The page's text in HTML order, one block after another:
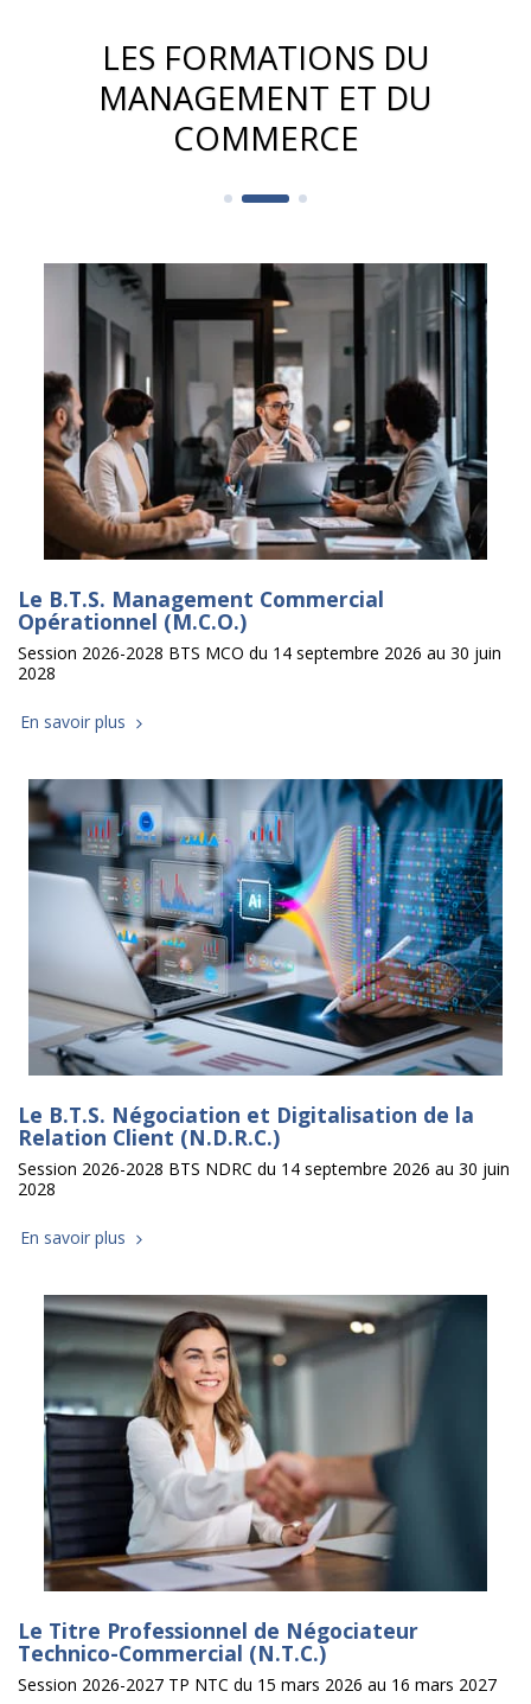
LES FORMATIONS DU
MANAGEMENT ET DU
COMMERCE
Le B.T.S. Management Commercial
Opérationnel (M.C.O.)
Session 2026-2028 BTS MCO du 14 septembre 2026 au 30 juin
2028
En savoir plus
Le B.T.S. Négociation et Digitalisation de la
Relation Client (N.D.R.C.)
Session 2026-2028 BTS NDRC du 14 septembre 2026 au 30 juin
2028
En savoir plus
Le Titre Professionnel de Négociateur
Technico-Commercial (N.T.C.)
Session 2026-2027 TP NTC du 15 mars 2026 au 16 mars 2027